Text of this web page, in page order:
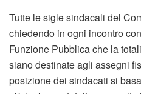
Tutte le sigle sindacali del
chiedendo in ogni incontro
Funzione Pubblica che la
siano destinate agli assegni
posizione dei sindacati si